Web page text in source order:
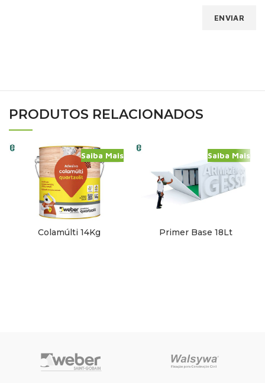
PRODUTOS RELACIONADOS
Colamúlti 14Kg
Saiba Mais
Primer Base 18Lt
Saiba Mais